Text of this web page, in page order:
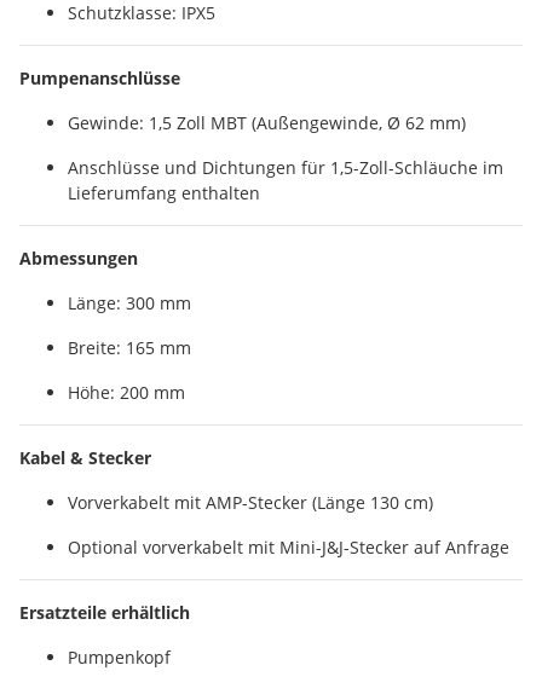
Schutzklasse: IPX5
Pumpenanschlüsse
Gewinde: 1,5 Zoll MBT (Außengewinde, Ø 62 mm)
Anschlüsse und Dichtungen für 1,5-Zoll-Schläuche im
Lieferumfang enthalten
Abmessungen
Länge: 300 mm
Breite: 165 mm
Höhe: 200 mm
Kabel & Stecker
Vorverkabelt mit AMP-Stecker (Länge 130 cm)
Optional vorverkabelt mit Mini-J&J-Stecker auf Anfrage
Ersatzteile erhältlich
Pumpenkopf